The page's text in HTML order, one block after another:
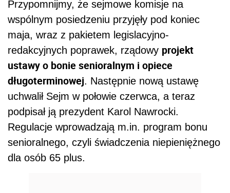
Przypomnijmy, że sejmowe komisje na
wspólnym posiedzeniu przyjęły pod koniec
maja, wraz z pakietem legislacyjno-
redakcyjnych poprawek, rządowy projekt
ustawy o bonie senioralnym i opiece
długoterminowej. Następnie nową ustawę
uchwalił Sejm w połowie czerwca, a teraz
podpisał ją prezydent Karol Nawrocki.
Regulacje wprowadzają m.in. program bonu
senioralnego, czyli świadczenia niepieniężnego
dla osób 65 plus.